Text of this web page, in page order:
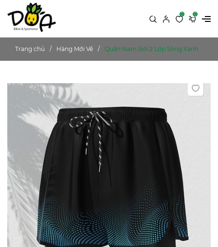
0 0
Trang chủ Hàng Mới Về Quần Nam Bơi 2 Lớp Sóng Xanh